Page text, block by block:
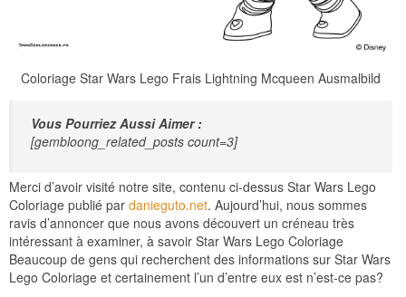
Coloriage Star Wars Lego Frais Lightning Mcqueen Ausmalbild
Vous Pourriez Aussi Aimer :
[gembloong_related_posts count=3]
Merci d’avoir visité notre site, contenu ci-dessus Star Wars Lego
Coloriage publié par danieguto.net. Aujourd’hui, nous sommes
ravis d’annoncer que nous avons découvert un créneau très
intéressant à examiner, à savoir Star Wars Lego Coloriage
Beaucoup de gens qui recherchent des informations sur Star Wars
Lego Coloriage et certainement l’un d’entre eux est n’est-ce pas?